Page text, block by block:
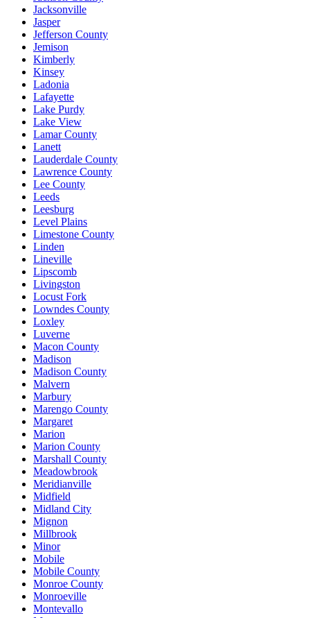
Jacksonville
Jasper
Jefferson County
Jemison
Kimberly
Kinsey
Ladonia
Lafayette
Lake Purdy
Lake View
Lamar County
Lanett
Lauderdale County
Lawrence County
Lee County
Leeds
Leesburg
Level Plains
Limestone County
Linden
Lineville
Lipscomb
Livingston
Locust Fork
Lowndes County
Loxley
Luverne
Macon County
Madison
Madison County
Malvern
Marbury
Marengo County
Margaret
Marion
Marion County
Marshall County
Meadowbrook
Meridianville
Midfield
Midland City
Mignon
Millbrook
Minor
Mobile
Mobile County
Monroe County
Monroeville
Montevallo